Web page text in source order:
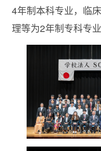
4年制本科专业，临
理等为2年制专科专业